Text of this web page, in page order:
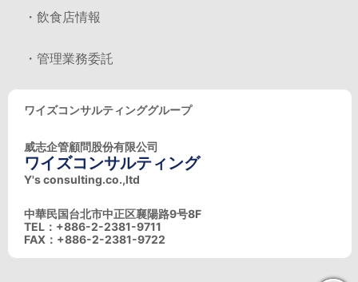
・飲食店情報
・管理業務委託
ワイズコンサルティンググループ
威志企管顧問股份有限公司
ワイズコンサルティング
Y's consulting.co.,ltd
中華民国台北市中正区襄陽路9号8F
TEL：+886-2-2381-9711
FAX：+886-2-2381-9722